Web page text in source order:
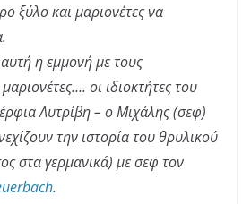
ξύλο και μαριονέτες να
η εμμονή με τους
οι ιδιοκτήτες του
Λυτρίβη – ο Μιχάλης (σεφ)
την ιστορία του θρυλικού
στα γερμανικά) με σεφ τον
.